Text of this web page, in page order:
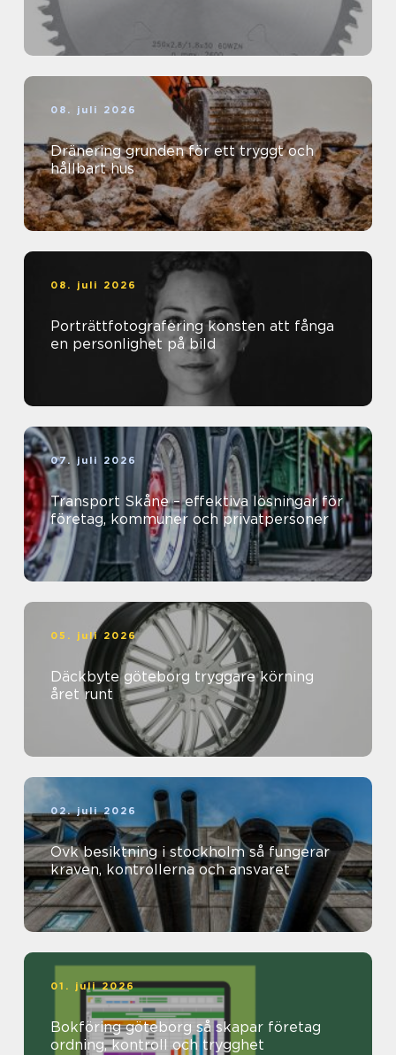
08. juli 2026
Dränering grunden för ett tryggt och
hållbart hus
08. juli 2026
Porträttfotografering konsten att fånga
en personlighet på bild
07. juli 2026
Transport Skåne – effektiva lösningar för
företag, kommuner och privatpersoner
05. juli 2026
Däckbyte göteborg tryggare körning
året runt
02. juli 2026
Ovk besiktning i stockholm så fungerar
kraven, kontrollerna och ansvaret
01. juli 2026
Bokföring göteborg så skapar företag
ordning, kontroll och trygghet